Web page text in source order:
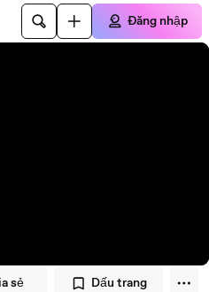
Đăng nhập
sẻ Dấu trang